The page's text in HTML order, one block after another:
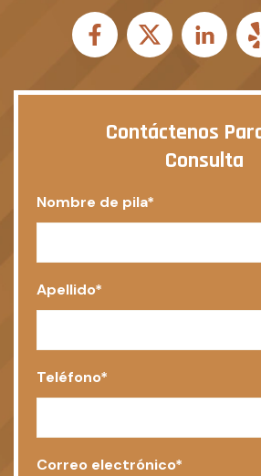
Contáctenos
Consulta
Nombre de pila*
Apellido*
Teléfono*
Correo electrónico*